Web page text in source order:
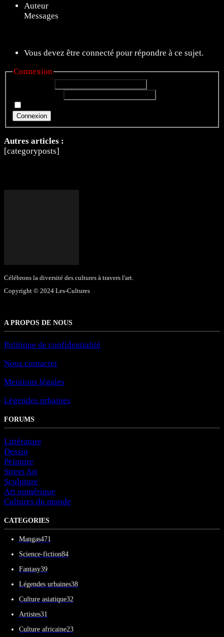
Auteur
Messages
Vous devez être connecté pour répondre à ce sujet.
Connexion
Connexion
Autres articles :
[categoryposts]
Célébrons la diversité des cultures à travers l'art.
Copyright © 2024 Les-Cultures
A PROPOS DE NOUS
Politique de confidentialité
Nous contacter
Mentions légales
Légendes urbaines
FORUMS
Littérature
Dessin
Peinture
Street Art
Sculpture
Art numérique
Cultures du monde
CATEGORIES
Mangas471
Science-fiction84
Fantasy39
Légendes urbaines38
Culture asiatique32
Artistes31
Culture africaine23